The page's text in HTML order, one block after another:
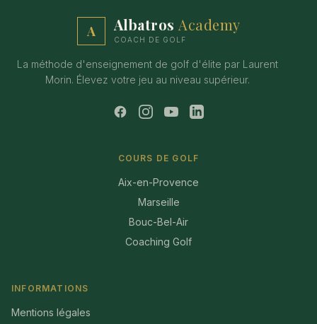
A Albatros Academy
COACH DE GOLF
La méthode d'enseignement de golf d'élite par Laurent
Morin. Élevez votre jeu au niveau supérieur.
COURS DE GOLF
Aix-en-Provence
Marseille
Bouc-Bel-Air
Coaching Golf
INFORMATIONS
Mentions légales